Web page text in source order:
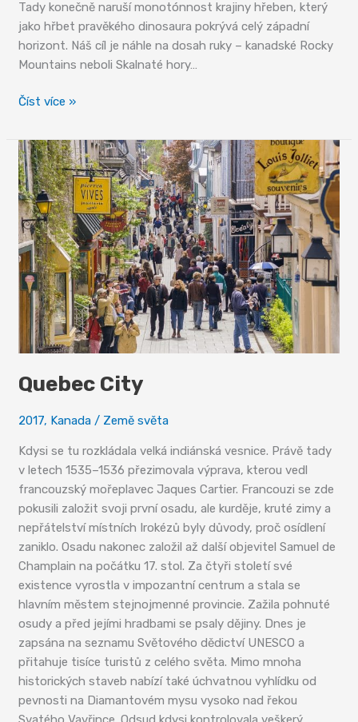
Tady konečně naruší monotónnost krajiny hřeben, který
jako hřbet pravěkého dinosaura pokrývá celý západní
horizont. Náš cíl je náhle na dosah ruky – kanadské Rocky
Mountains neboli Skalnaté hory…
Cesta
polí
Číst více »
Quebec City
2017, Kanada / Země světa
Kdysi se tu rozkládala velká indiánská vesnice. Právě tady
v letech 1535–1536 přezimovala výprava, kterou vedl
francouzský mořeplavec Jaques Cartier. Francouzi se zde
pokusili založit svoji první osadu, ale kurděje, kruté zimy a
nepřátelství místních Irokézů byly důvody, proč osídlení
zaniklo. Osadu nakonec založil až další objevitel Samuel de
Champlain na počátku 17. stol. Za čtyři století své
existence vyrostla v impozantní centrum a stala se
hlavním městem stejnojmenné provincie. Zažila pohnuté
osudy a před jejími hradbami se psaly dějiny. Dnes je
zapsána na seznamu Světového dědictví UNESCO a
přitahuje tisíce turistů z celého světa. Mimo mnoha
historických staveb nabízí také úchvatnou vyhlídku od
pevnosti na Diamantovém mysu vysoko nad řekou